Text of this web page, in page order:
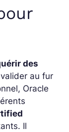
des
au fur
Oracle
Il